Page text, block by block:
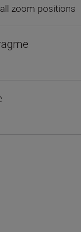
zoom positions